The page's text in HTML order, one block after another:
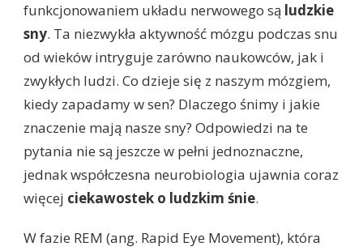
funkcjonowaniem układu nerwowego są ludzkie
sny. Ta niezwykła aktywność mózgu podczas snu
od wieków intryguje zarówno naukowców, jak i
zwykłych ludzi. Co dzieje się z naszym mózgiem,
kiedy zapadamy w sen? Dlaczego śnimy i jakie
znaczenie mają nasze sny? Odpowiedzi na te
pytania nie są jeszcze w pełni jednoznaczne,
jednak współczesna neurobiologia ujawnia coraz
więcej ciekawostek o ludzkim śnie.
W fazie REM (ang. Rapid Eye Movement), która